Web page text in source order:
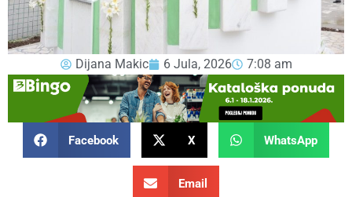
Dijana Makic 6 Jula, 2026 7:08 am
Facebook X WhatsApp
Email